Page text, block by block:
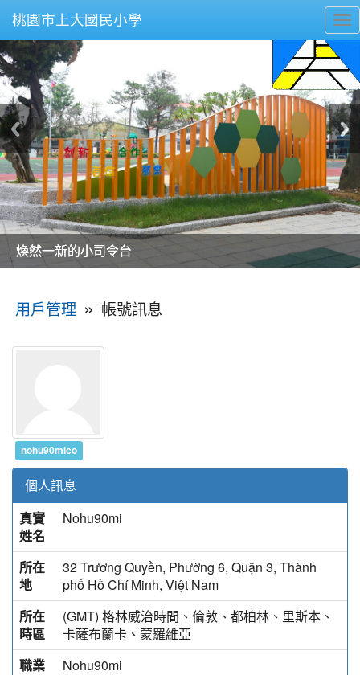
桃園市上大國民小學
美麗的操場是我們活力的來源
美麗的操場是我們活力的來源
煥然一新的小司令台
煥然一新的小司令台
富含桃園埤塘田園風光意象的中廊
富含桃園埤塘田園風光意象的中廊
嶄新的中庭廣場
嶄新的中庭廣場
水生池生生不息
水生池生生不息
用戶管理 » 帳號訊息
nohu90mico
個人訊息
真實
姓名
Nohu90mi
所在
地
32 Trương Quyền, Phường 6, Quận 3, Thành
phố Hồ Chí Minh, Việt Nam
所在
時區
(GMT) 格林威治時間、倫敦、都柏林、里斯本、
卡薩布蘭卡、蒙羅維亞
職業
Nohu90mi